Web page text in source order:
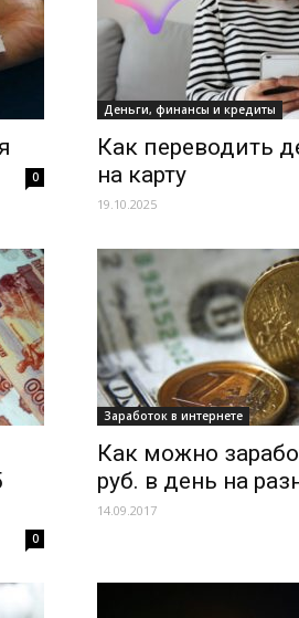
0
Деньги, финансы и кредиты
Как переводить
на карту
19.10.2025
0
Заработок в интернете
Как можно
руб. в день на
14.09.2017